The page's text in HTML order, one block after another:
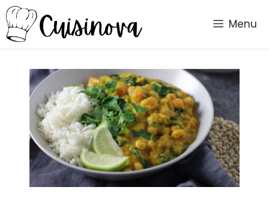
Vai
al
contenuto
Menu